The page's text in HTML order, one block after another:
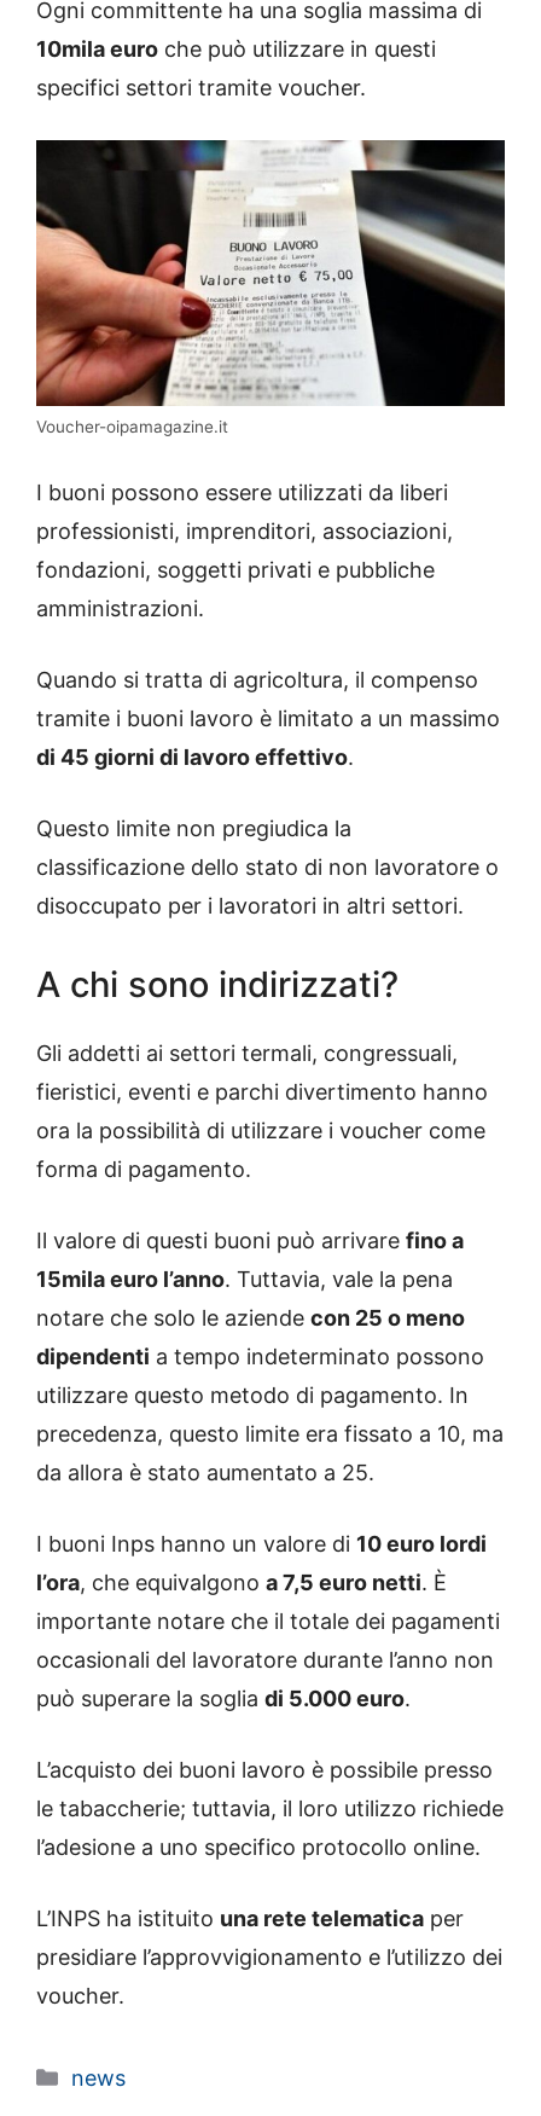
Ogni committente ha una soglia massima di
10mila euro che può utilizzare in questi
specifici settori tramite voucher.
Voucher-oipamagazine.it
I buoni possono essere utilizzati da liberi
professionisti, imprenditori, associazioni,
fondazioni, soggetti privati ​​e pubbliche
amministrazioni.
Quando si tratta di agricoltura, il compenso
tramite i buoni lavoro è limitato a un massimo
di 45 giorni di lavoro effettivo.
Questo limite non pregiudica la
classificazione dello stato di non lavoratore o
disoccupato per i lavoratori in altri settori.
A chi sono indirizzati?
Gli addetti ai settori termali, congressuali,
fieristici, eventi e parchi divertimento hanno
ora la possibilità di utilizzare i voucher come
forma di pagamento.
Il valore di questi buoni può arrivare fino a
15mila euro l’anno. Tuttavia, vale la pena
notare che solo le aziende con 25 o meno
dipendenti a tempo indeterminato possono
utilizzare questo metodo di pagamento. In
precedenza, questo limite era fissato a 10, ma
da allora è stato aumentato a 25.
I buoni Inps hanno un valore di 10 euro lordi
l’ora, che equivalgono a 7,5 euro netti. È
importante notare che il totale dei pagamenti
occasionali del lavoratore durante l’anno non
può superare la soglia di 5.000 euro.
L’acquisto dei buoni lavoro è possibile presso
le tabaccherie; tuttavia, il loro utilizzo richiede
l’adesione a uno specifico protocollo online.
L’INPS ha istituito una rete telematica per
presidiare l’approvvigionamento e l’utilizzo dei
voucher.
Categorie
news